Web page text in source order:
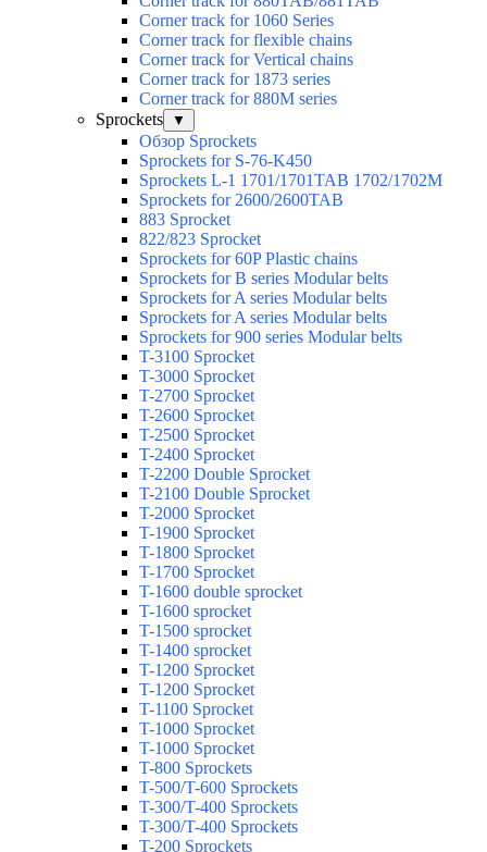
Corner track for 1060 Series
Corner track for flexible chains
Corner track for Vertical chains
Corner track for 1873 series
Corner track for 880M series
Sprockets
▼
Обзор Sprockets
Sprockets for S-76-K450
Sprockets L-1 1701/1701TAB 1702/1702M
Sprockets for 2600/2600TAB
883 Sprocket
822/823 Sprocket
Sprockets for 60P Plastic chains
Sprockets for B series Modular belts
Sprockets for A series Modular belts
Sprockets for A series Modular belts
Sprockets for 900 series Modular belts
T-3100 Sprocket
T-3000 Sprocket
T-2700 Sprocket
T-2600 Sprocket
T-2500 Sprocket
T-2400 Sprocket
T-2200 Double Sprocket
T-2100 Double Sprocket
T-2000 Sprocket
T-1900 Sprocket
T-1800 Sprocket
T-1700 Sprocket
T-1600 double sprocket
T-1600 sprocket
T-1500 sprocket
T-1400 sprocket
T-1200 Sprocket
T-1200 Sprocket
T-1100 Sprocket
T-1000 Sprocket
T-1000 Sprocket
T-800 Sprockets
T-500/T-600 Sprockets
T-300/T-400 Sprockets
T-300/T-400 Sprockets
T-200 Sprockets